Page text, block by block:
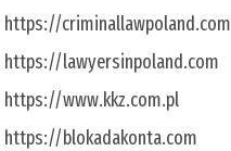
https://criminallawpoland.com
https://lawyersinpoland.com
https://www.kkz.com.pl
https://blokadakonta.com